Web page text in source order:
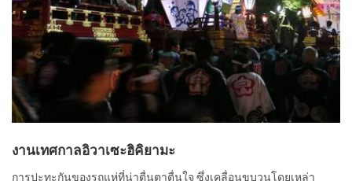
งานเทศกาลอิวาเซะฮิคิยามะ
การปะทะกันของรถแห่ที่น่าตื่นตาตื่นใจ ซึ่งเคลื่อนขบวนโดยเหล่า